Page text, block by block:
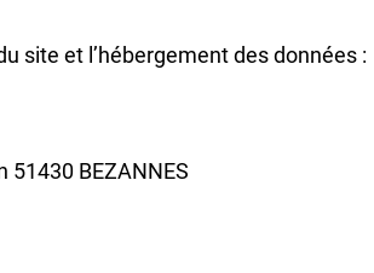
site et l’hébergement des données :
51430 BEZANNES